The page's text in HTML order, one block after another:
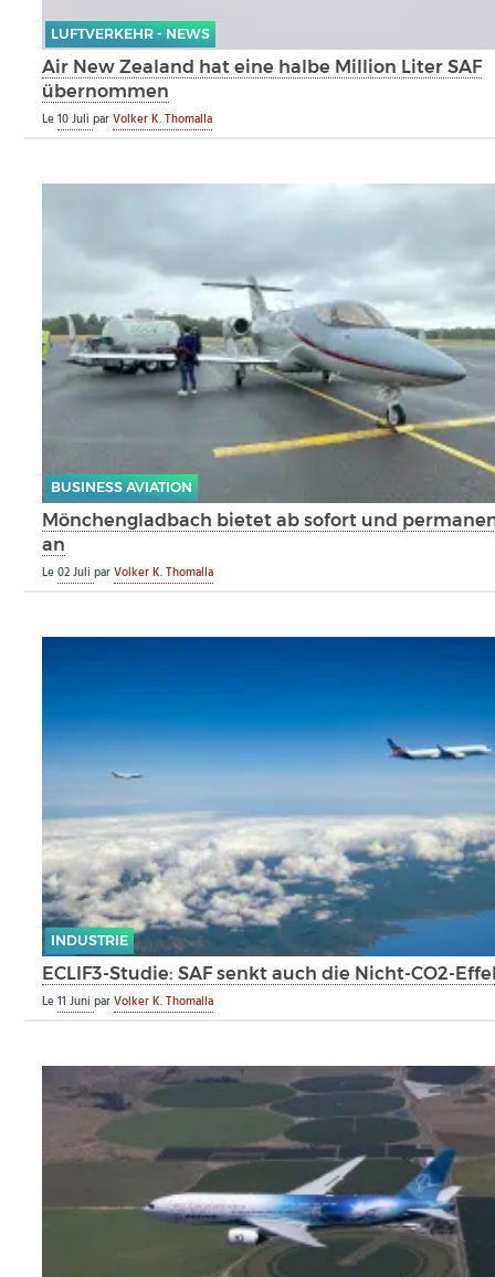
LUFTVERKEHR - NEWS
Air New Zealand hat eine halbe Million Liter SAF
übernommen
Le10 JuliparVolker K. Thomalla
BUSINESS AVIATION
Mönchengladbach bietet ab sofort und
an
Le02 JuliparVolker K. Thomalla
INDUSTRIE
ECLIF3-Studie: SAF senkt auch die Nicht-CO2-
Le11 JuniparVolker K. Thomalla